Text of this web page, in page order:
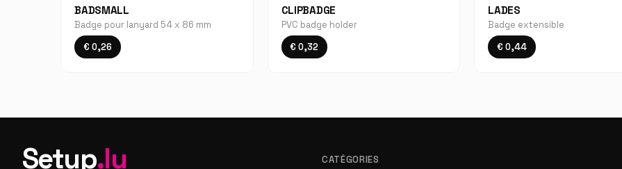
BADSMALL
Badge pour lanyard 54 x 86 mm
€ 0,26
CLIPBADGE
PVC badge holder
€ 0,32
LADES
Badge extensible
€ 0,44
Setup.lu CATÉGORIES